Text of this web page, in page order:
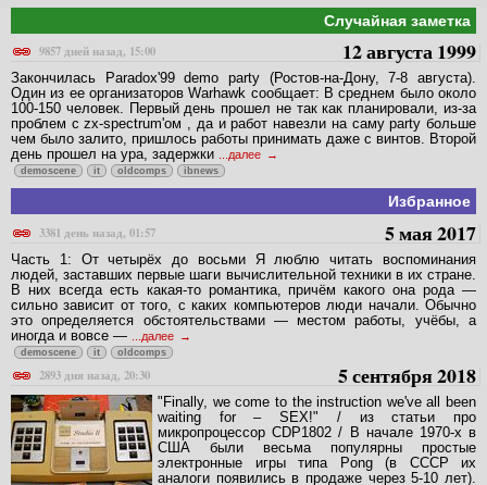
Случайная заметка
9857 дней назад, 15:00
12 августа 1999
Закончилась Paradox'99 demo party (Ростов-на-Дону, 7-8 августа).
Один из ее организаторов Warhawk сообщает: В среднем было около
100-150 человек. Первый день прошел не так как планировали, из-за
проблем с zx-spectrum'ом , да и работ навезли на саму party больше
чем было залито, пришлось работы принимать даже с винтов. Второй
день прошел на ура, задержки ...далее
demoscene it oldcomps ibnews
Избранное
3381 день назад, 01:57
5 мая 2017
Часть 1: От четырёх до восьми Я люблю читать воспоминания
людей, заставших первые шаги вычислительной техники в их стране.
В них всегда есть какая-то романтика, причём какого она рода —
сильно зависит от того, с каких компьютеров люди начали. Обычно
это определяется обстоятельствами — местом работы, учёбы, а
иногда и вовсе — ...далее
demoscene it oldcomps
2893 дня назад, 20:30 5 сентября 2018
"Finally, we come to the instruction we've all been
waiting for – SEX!" / из статьи про
микропроцессор CDP1802 / В начале 1970-х в
США были весьма популярны простые
электронные игры типа Pong (в СССР их
аналоги появились в продаже через 5-10 лет).